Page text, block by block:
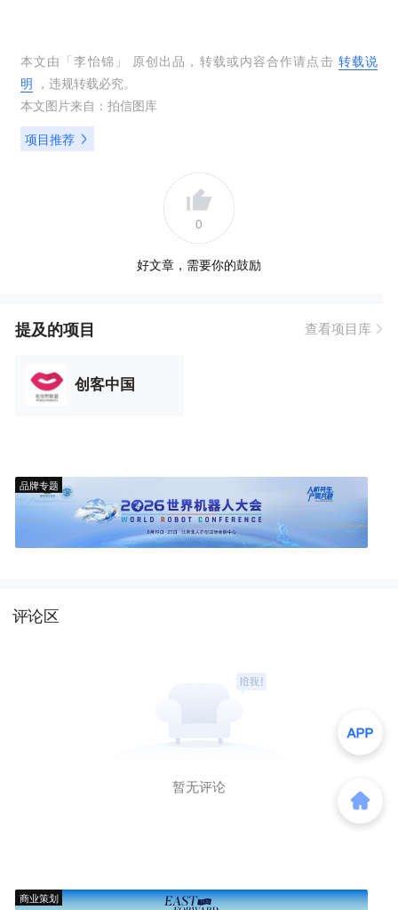
本文由「 李怡锦 」 原创出品，转载或内容合作请点击 转载说
明 ，违规转载必究。
本文图片来自： 拍信图库
项目推荐
0
好文章，需要你的鼓励
提及的项目 查看项目库
创客中国
品牌专题
评论区
暂无评论
商业策划